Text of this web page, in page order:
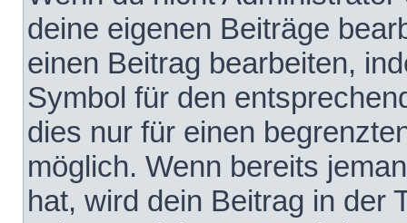
deine eigenen Beiträge
einen Beitrag bearbeiten,
Symbol für den
dies nur für einen
möglich. Wenn bereits
hat, wird dein Beitrag in der